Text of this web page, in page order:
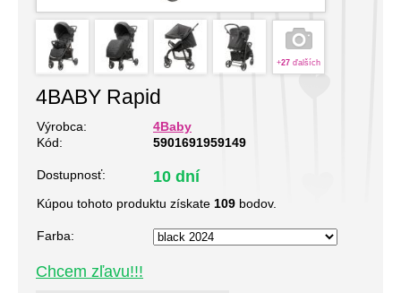
+27 ďalších
4BABY Rapid
Výrobca:
4Baby
Kód:
5901691959149
Dostupnosť: 10 dní
Kúpou tohoto produktu získate 109 bodov.
Farba:
Chcem zľavu!!!